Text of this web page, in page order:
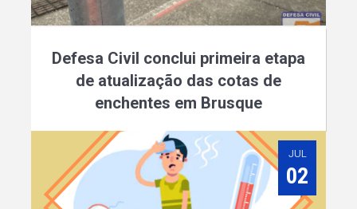
Defesa Civil conclui primeira etapa
de atualização das cotas de
enchentes em Brusque
JUL
02